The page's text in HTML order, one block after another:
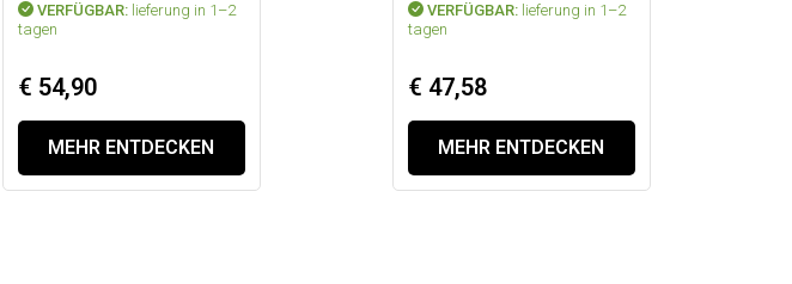
VERFÜGBAR: lieferung in 1–2
tagen
€ 54,90
MEHR ENTDECKEN
VERFÜGBAR: lieferung in 1–2
tagen
€ 47,58
MEHR ENTDECKEN